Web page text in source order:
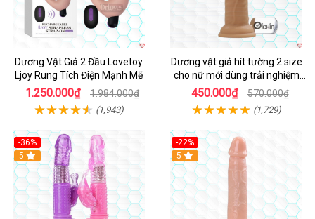
Dương Vật Giả 2 Đầu Lovetoy
Ljoy Rung Tích Điện Mạnh Mẽ
1.250.000₫ 1.984.000₫
(1,943)
Dương vật giả hít tường 2 size
cho nữ mới dùng trải nghiệm
thật
450.000₫ 570.000₫
(1,729)
-36%
Hot
5
-22%
Hot
5